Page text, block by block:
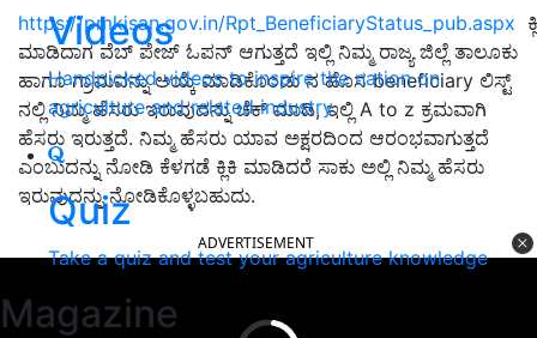
Videos
Handpicked videos to inspire the nation on
agriculture and related industry
Quiz
Take a quiz and test your agriculture knowledge
Magazine
https://pmkisan.gov.in/Rpt_BeneficiaryStatus_pub.aspx
ಮಾಡಿದಾಗ ವೆಬ್ ಪೇಜ್ ಓಪನ್ ಆಗುತ್ತದೆ ಇಲ್ಲಿ ನಿಮ್ಮ ರಾಜ್ಯ ಜಿಲ್ಲೆ ತಾಲೂಕು
ಹಾಗೂ ಗ್ರಾಮವನ್ನು ಆಯ್ಕೆ ಮಾಡಿಕೊಂಡು ನ ಹೊಸ beneficiary ಲಿಸ್ಟ್
ನಲ್ಲಿ ನಿಮ್ಮ ಹೆಸರು ಇರುವುದನ್ನು ಚೆಕ್ ಮಾಡಿ, ಇಲ್ಲಿ A to z ಕ್ರಮವಾಗಿ
ಹೆಸರು ಇರುತ್ತದೆ. ನಿಮ್ಮ ಹೆಸರು ಯಾವ ಅಕ್ಷರದಿಂದ ಆರಂಭವಾಗುತ್ತದೆ
ಎಂಬುದನ್ನು ನೋಡಿ ಕೆಳಗಡೆ ಕ್ಲಿಕಿ ಮಾಡಿದರೆ ಸಾಕು ಅಲ್ಲಿ ನಿಮ್ಮ ಹೆಸರು
ಇರುವುದನ್ನು ನೋಡಿಕೊಳ್ಳಬಹುದು.
ADVERTISEMENT